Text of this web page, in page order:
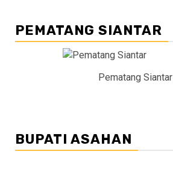
PEMATANG SIANTAR
Pematang Siantar
BUPATI ASAHAN